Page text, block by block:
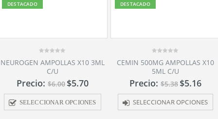
DESTACADO
out
NEUROGEN AMPOLLAS X10 3ML
C/U
Precio: $6.00 $5.70
SELECCIONAR OPCIONES
DESTACADO
out
of
5
CEMIN 500MG AMPOLLAS X10
5ML C/U
Precio: $5.38 $5.16
SELECCIONAR OPCIONES